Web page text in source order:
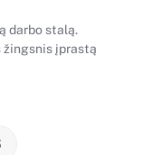
darbo stalą.
žingsnis įprastą